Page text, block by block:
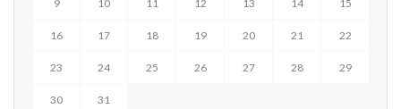
9 10 11 12 13 14 15
16 17 18 19 20 21 22
23 24 25 26 27 28 29
30
31